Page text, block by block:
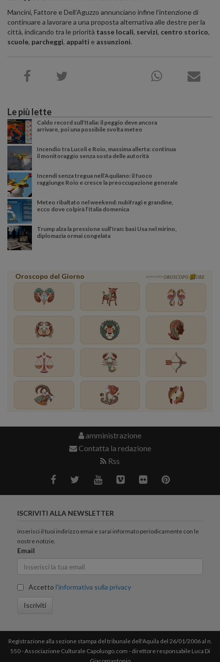
Mancini, Fattore e Dell’Aguzzo annunciano infine l’intenzione di
continuare a lavorare a una proposta alternativa alle destre per la
città, indicando tra le priorità tasse locali, servizi, centro storico,
scuole, parcheggi, appalti e assunzioni.
Le più lette
Caldo record sull'Italia: il peggio deve ancora
arrivare, poi una possibile svolta meteo
Incendio tra Lucoli e Roio, massima allerta: continua
il monitoraggio senza sosta delle autorità
Incendi senza tregua nell’Aquilano: il fuoco
raggiunge Roio e cresce la preoccupazione generale
Meteo ribaltato nel weekend: nubifragi e grandine,
ecco dove colpirà l’Italia domenica
Trump alza la pressione sull’Iran: basi Usa nel mirino,
diplomazia ormai congelata
Oroscopo del Giorno powered by OROSCOPO ORE
amministrazione
Contatta la redazione
Rss
ISCRIVITI ALLA NEWSLETTER
inserisci il tuoi indirizzo emai e sarai informato periodicamente con le
nostre notizie.
Email
Accetto l'informativa sulla privacy
Iscriviti
Registrazione alla sezione stampa del tribunale dell'Aquila del 26/01/2006 al n.
550 - Associazione Culturale Capoluogo.com - direttore responsabile Luca Di